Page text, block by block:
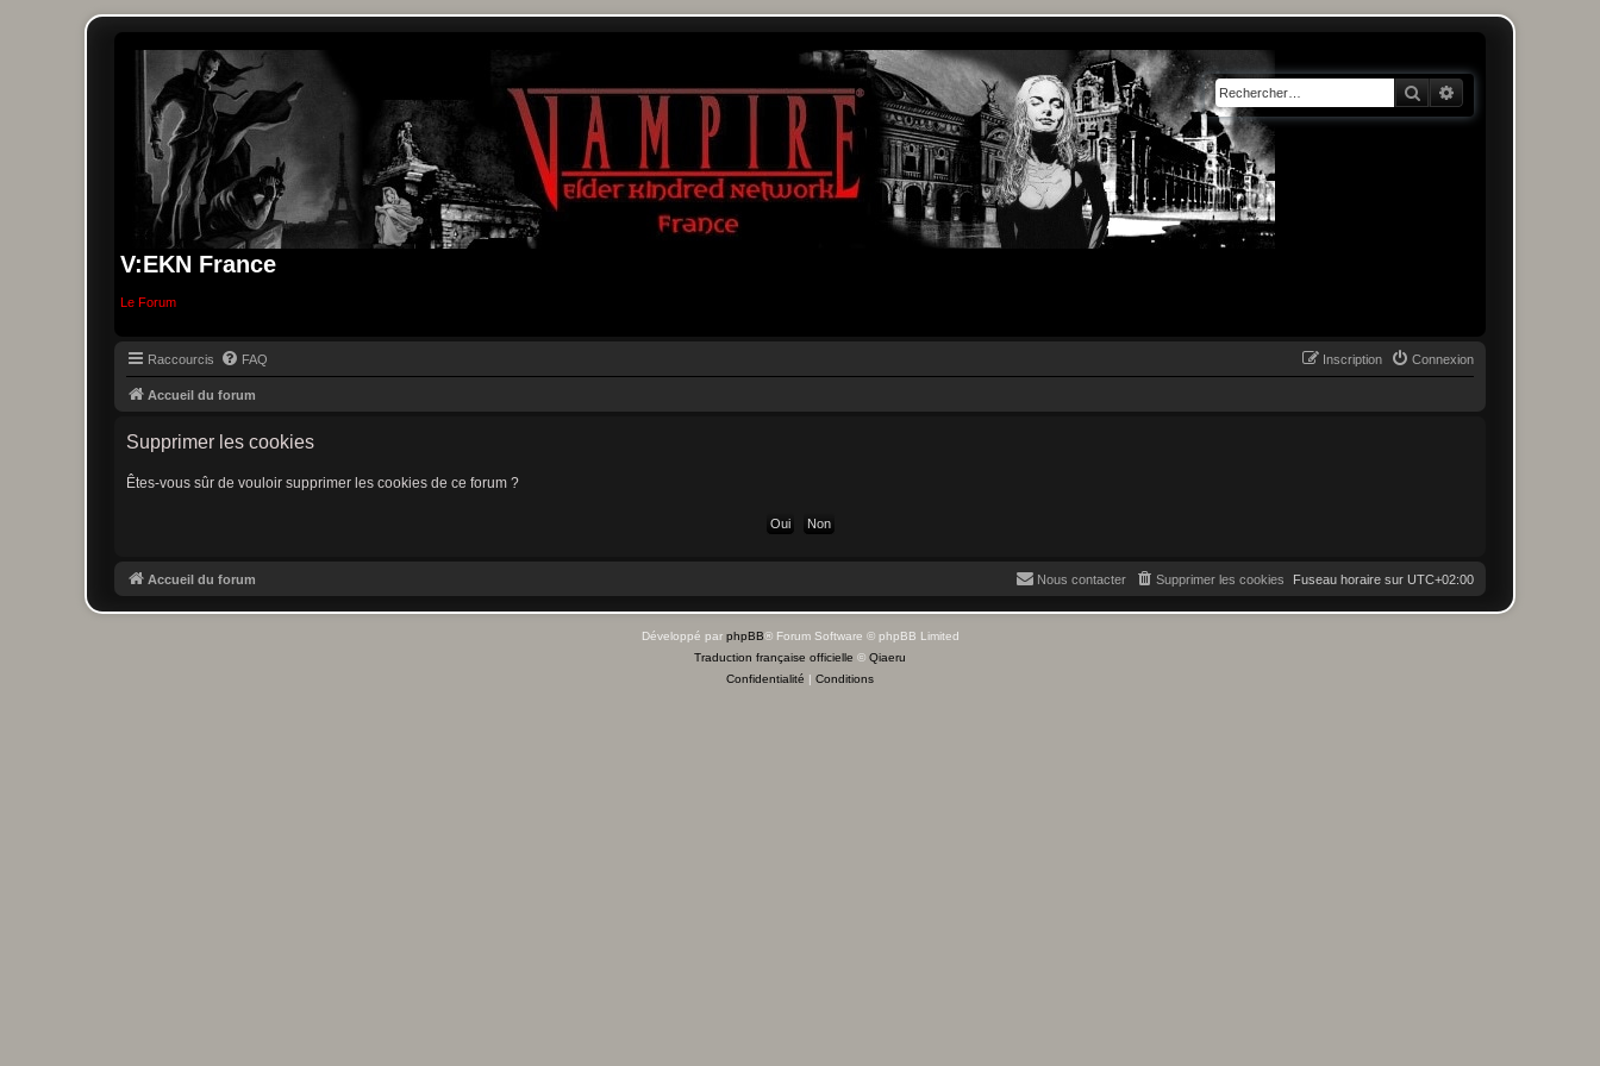
V:EKN France
Le Forum
Rechercher
Raccourcis FAQ Connexion
Inscription
Accueil du forum
Supprimer les cookies
Êtes-vous sûr de vouloir supprimer les cookies de ce forum ?
Accueil du forum Fuseau horaire sur UTC+02:00
Supprimer les cookies
Nous contacter
Développé par phpBB® Forum Software © phpBB Limited
Traduction française officielle © Qiaeru
Confidentialité | Conditions